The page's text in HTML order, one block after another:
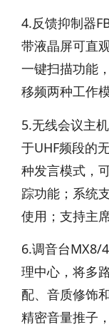
4.反馈抑制器
带液晶屏可直
一键扫描功能
移频两种工作模
5.无线会议主
于UHF频段的
种发言模式，
踪功能；系统
使用；支持主
6.调音台MX8/
理中心，将多
配、音质修饰
精密音量推子